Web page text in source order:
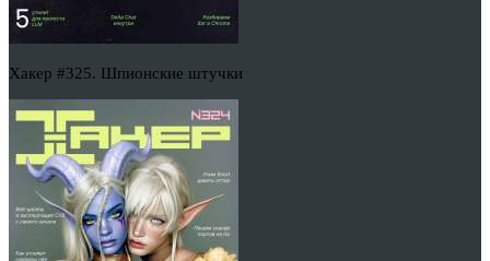
Хакер #325. Шпионские штучки